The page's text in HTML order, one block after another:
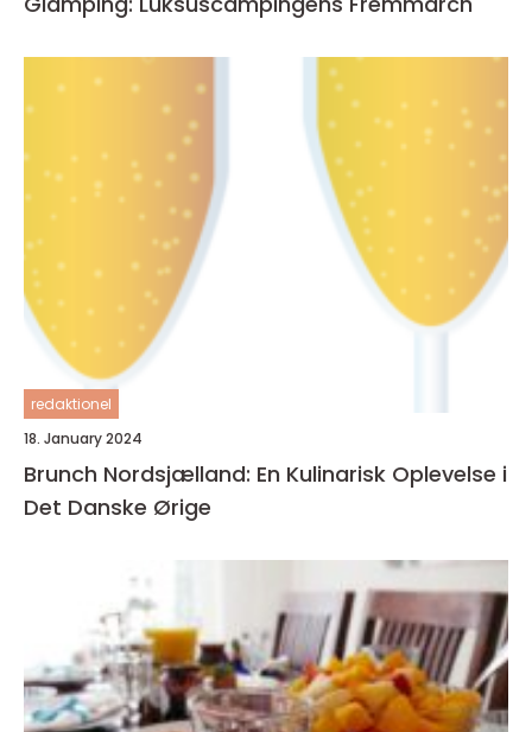
redaktionel
18. January 2024
Brunch Nordsjælland: En Kulinarisk Oplevelse i
Det Danske Ørige